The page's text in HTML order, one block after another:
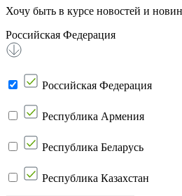
Хочу быть в курсе новостей и
Российская Федерация
Российская Федерация
Республика Армения
Республика Беларусь
Республика Казахстан